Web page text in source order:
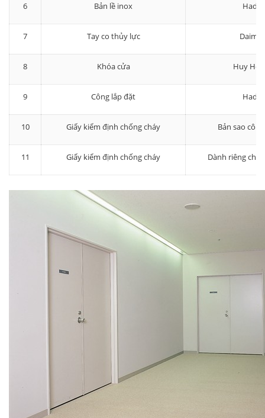
6 Bản lề inox Hadra
7 Tay co thủy lực
8 Khóa cửa Huy
9 Công lắp đặt Hadra
10 Giấy kiểm định chống cháy Bản sao
11 Giấy kiểm định chống cháy Dành riêng cho